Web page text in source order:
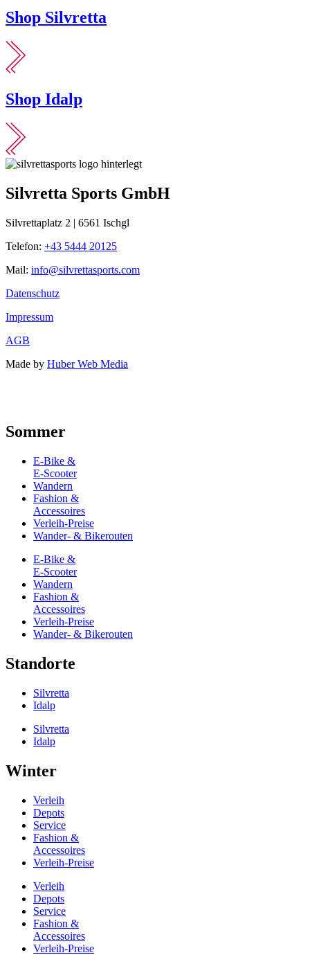
Shop Silvretta
Shop Idalp
Silvretta Sports GmbH
Silvrettaplatz 2 | 6561 Ischgl
Telefon: +43 5444 20125
Mail: info@silvrettasports.com
Datenschutz
Impressum
AGB
Made by Huber Web Media
Sommer
E-Bike &
E-Scooter
Wandern
Fashion &
Accessoires
Verleih-Preise
Wander- & Bikerouten
E-Bike &
E-Scooter
Wandern
Fashion &
Accessoires
Verleih-Preise
Wander- & Bikerouten
Standorte
Silvretta
Idalp
Silvretta
Idalp
Winter
Verleih
Depots
Service
Fashion &
Accessoires
Verleih-Preise
Verleih
Depots
Service
Fashion &
Accessoires
Verleih-Preise